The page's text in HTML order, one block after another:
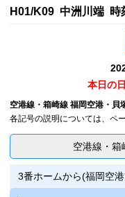
H01/K09 中洲川端 時
本日の
空港線・箱崎線 福岡空港・貝
各記号の説明については、ペ
空港線・
3番ホームから(福岡空